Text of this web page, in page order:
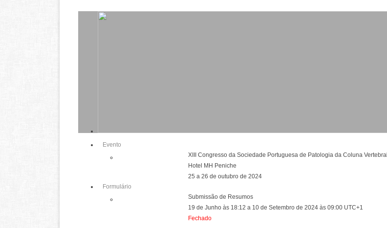
Evento
XIII Congresso da Sociedade Portuguesa de Patologia da Coluna Vertebral
Hotel MH Peniche
25 a 26 de outubro de 2024
Formulário
Submissão de Resumos
19 de Junho às 18:12 a 10 de Setembro de 2024 às 09:00 UTC+1
Fechado